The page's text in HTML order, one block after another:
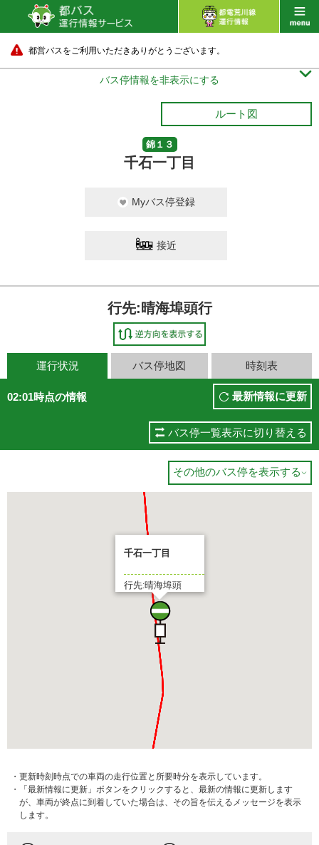
都営バスをご利用いただきありがとうございます。
バス停情報を非表示にする 
ルート図
錦１３
千石一丁目
Myバス停登録
接近
行先:晴海埠頭行
運行状況 バス停地図 時刻表
02:01時点の情報 最新情報に更新
バス停一覧表示に切り替える
その他のバス停を表示する 
千石一丁目
行先:晴海埠頭
・更新時刻時点での車両の走行位置と所要時分を表示しています。
・「最新情報に更新」ボタンをクリックすると、最新の情報に更新します
が、車両が終点に到着していた場合は、その旨を伝えるメッセージを表示
します。